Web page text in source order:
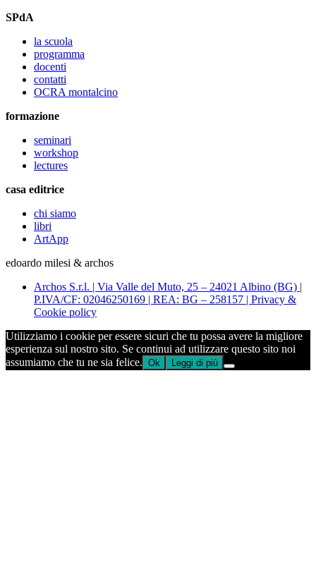
SPdA
la scuola
programma
docenti
contatti
OCRA montalcino
formazione
seminari
workshop
lectures
casa editrice
chi siamo
libri
ArtApp
edoardo milesi & archos
Archos S.r.l. | Via Valle del Muto, 25 – 24021 Albino (BG) |
P.IVA/CF: 02046250169 | REA: BG – 258157 | Privacy &
Cookie policy
Utilizziamo i cookie per essere sicuri che tu possa avere la migliore
esperienza sul nostro sito. Se continui ad utilizzare questo sito noi
assumiamo che tu ne sia felice. Ok Leggi di più